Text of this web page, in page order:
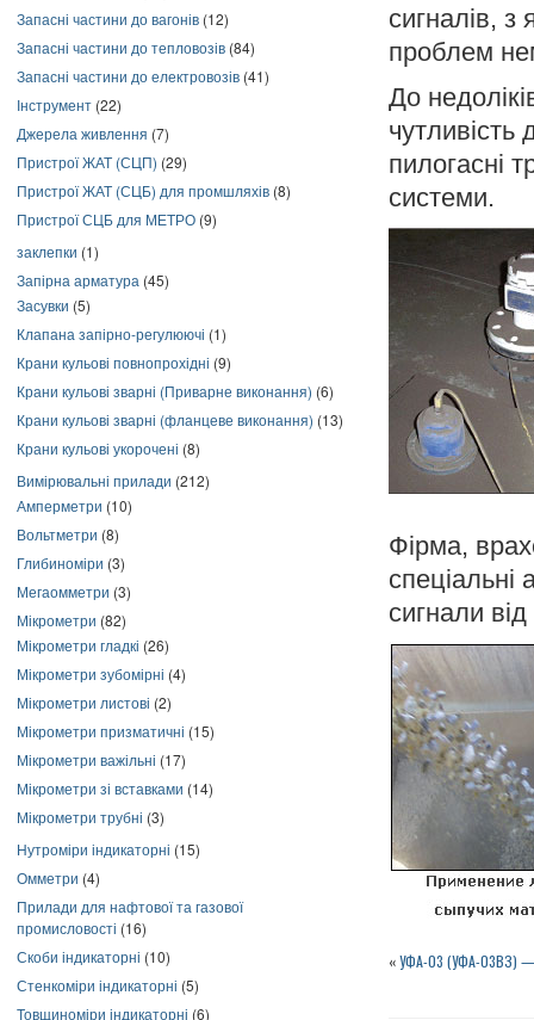
Запасні частини до вагонів (12)
Запасні частини до тепловозів (84)
Запасні частини до електровозів (41)
Інструмент (22)
Джерела живлення (7)
Пристрої ЖАТ (СЦП) (29)
Пристрої ЖАТ (СЦБ) для промшляхів (8)
Пристрої СЦБ для МЕТРО (9)
заклепки (1)
Запірна арматура (45)
Засувки (5)
Клапана запірно-регулюючі (1)
Крани кульові повнопрохідні (9)
Крани кульові зварні (Приварне виконання) (6)
Крани кульові зварні (фланцеве виконання) (13)
Крани кульові укорочені (8)
Вимірювальні прилади (212)
Амперметри (10)
Вольтметри (8)
Глибиноміри (3)
Мегаомметри (3)
Мікрометри (82)
Мікрометри гладкі (26)
Мікрометри зубомірні (4)
Мікрометри листові (2)
Мікрометри призматичні (15)
Мікрометри важільні (17)
Мікрометри зі вставками (14)
Мікрометри трубні (3)
Нутроміри індикаторні (15)
Омметри (4)
Прилади для нафтової та газової
промисловості (16)
Скоби індикаторні (10)
Стенкоміри індикаторні (5)
Товщиноміри індикаторні (6)
сигналів,
проблем
До
пилогасні
системи.
Фірма,
спеціальні
сигнали
«УФА-03 (УФА-03ВЗ) —